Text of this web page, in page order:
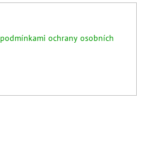
podmínkami ochrany osobních